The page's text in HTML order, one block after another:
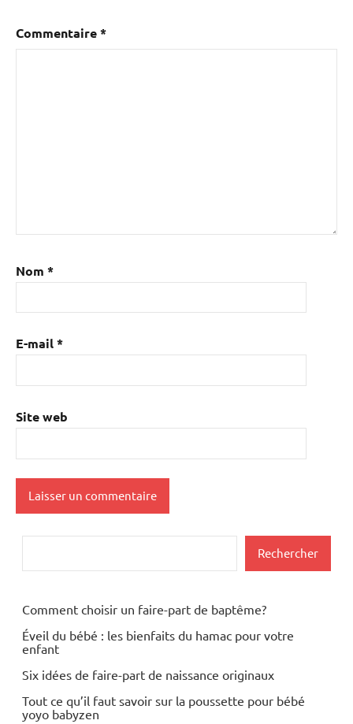
Commentaire*
Nom *
E-mail*
Site web
Rechercher
Comment choisir un faire-part de baptême?
Éveil du bébé : les bienfaits du hamac pour votre
enfant
Six idées de faire-part de naissance originaux
Tout ce qu’il faut savoir sur la poussette pour bébé
yoyo babyzen